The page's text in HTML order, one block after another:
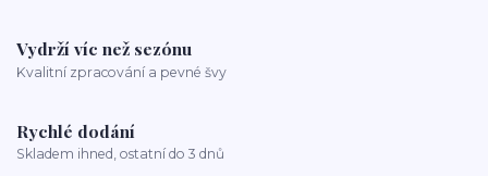
Vydrží víc než sezónu
Kvalitní zpracování a pevné švy
Rychlé dodání
Skladem ihned, ostatní do 3 dnů